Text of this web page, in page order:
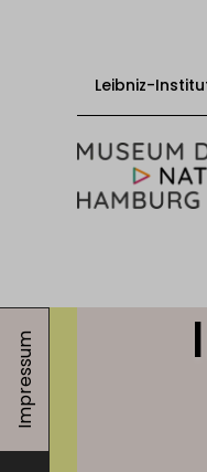
Zum Inhalt
Leibniz-
Impressum